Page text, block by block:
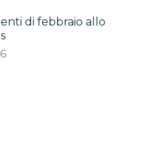
di febbraio allo